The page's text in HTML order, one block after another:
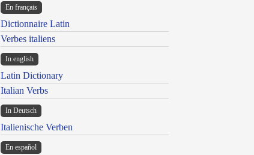
En français
Dictionnaire Latin
Verbes italiens
In english
Latin Dictionary
Italian Verbs
In Deutsch
Italienische Verben
En español